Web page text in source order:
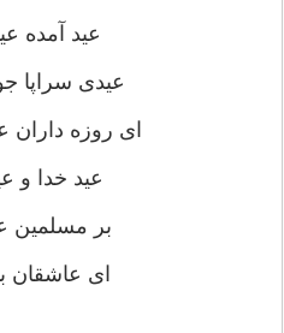
عید آمده
عیدی سراپا
ای روزه
عید خدا و
بر مسلمین
ای عاشقان